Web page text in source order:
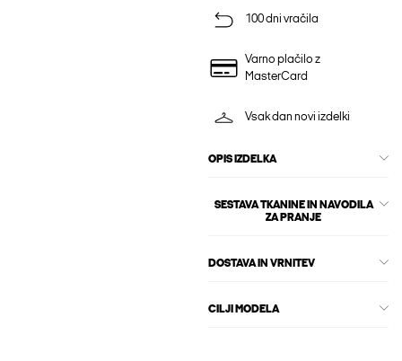
100 dni vračila
Varno plačilo z
MasterCard
Vsak dan novi izdelki
OPIS IZDELKA
SESTAVA TKANINE IN NAVODILA
ZA PRANJE
DOSTAVA IN VRNITEV
CILJI MODELA